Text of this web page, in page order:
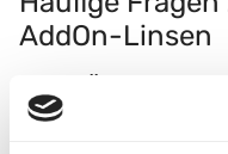
AddOn-Linsen
EBM-Beschluss